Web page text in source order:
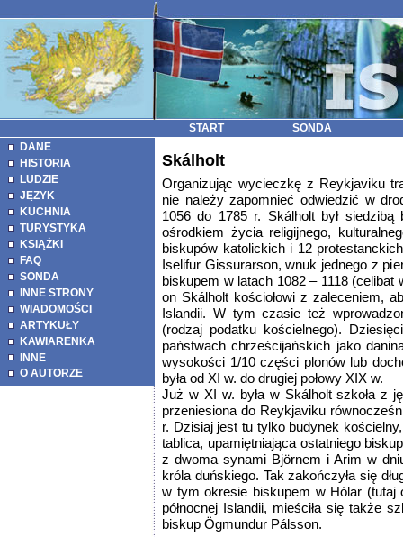
START
SONDA
DANE
HISTORIA
LUDZIE
JĘZYK
KUCHNIA
TURYSTYKA
KSIĄŻKI
FAQ
SONDA
INNE STRONY
WIADOMOŚCI
ARTYKUŁY
KAWIARENKA
INNE
O AUTORZE
Skálholt
Organizując wycieczkę z Reykjaviku
nie należy zapomnieć odwiedzić w
1056 do 1785 r. Skálholt był
ośrodkiem życia religijnego,
biskupów katolickich i 12
Iselifur Gissurarson, wnuk jednego z
biskupem w latach 1082 – 1118 (celibat
on Skálholt kościołowi z zaleceniem,
Islandii. W tym czasie też
(rodzaj podatku kościelnego).
państwach chrześcijańskich jako
wysokości 1/10 części plonów lub
była od XI w. do drugiej połowy XIX w.
Już w XI w. była w Skálholt szkoła z
przeniesiona do Reykjaviku
r. Dzisiaj jest tu tylko budynek
tablica, upamiętniająca ostatniego
z dwoma synami Björnem i Arim w
króla duńskiego. Tak zakończyła się
w tym okresie biskupem w Hólar (tutaj
północnej Islandii, mieściła się także
biskup Ögmundur Pálsson.